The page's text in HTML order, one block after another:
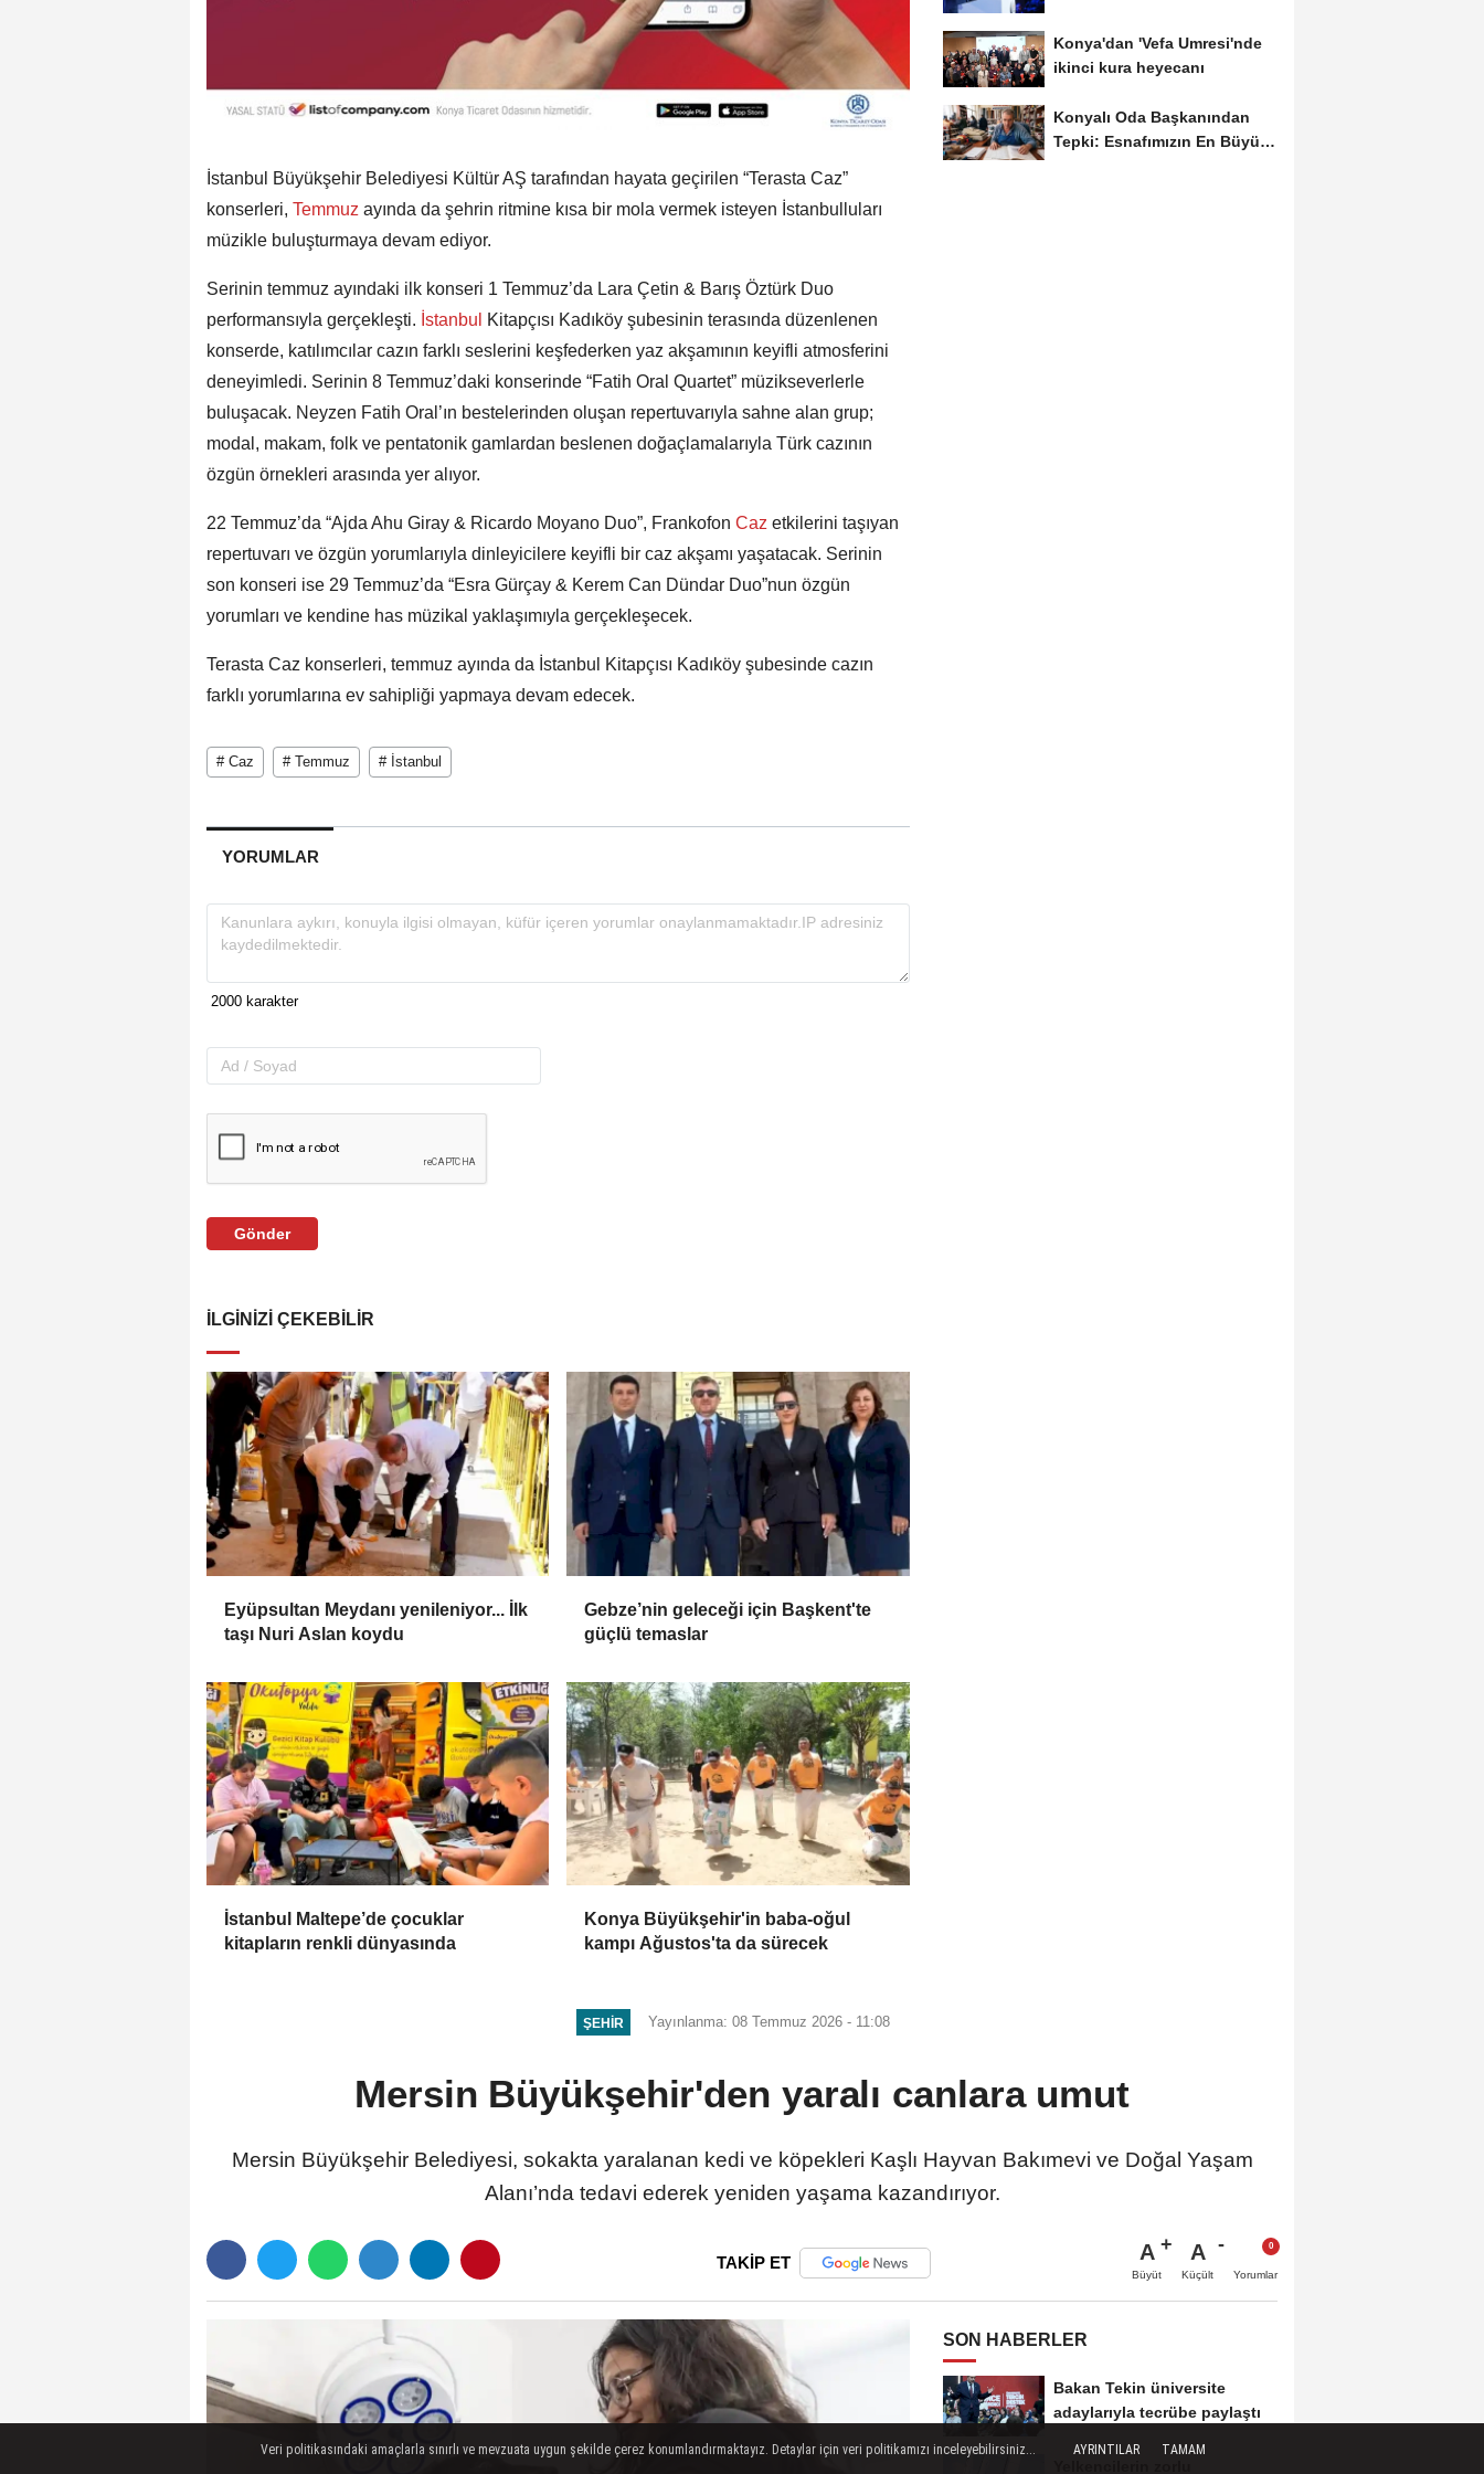
İstanbul Büyükşehir Belediyesi Kültür AŞ tarafından hayata geçirilen “Terasta Caz”
konserleri, Temmuz ayında da şehrin ritmine kısa bir mola vermek isteyen İstanbulluları
müzikle buluşturmaya devam ediyor.
Serinin temmuz ayındaki ilk konseri 1 Temmuz’da Lara Çetin & Barış Öztürk Duo
performansıyla gerçekleşti. İstanbul
Kitapçısı Kadıköy şubesinin terasında düzenlenen
konserde, katılımcılar cazın farklı seslerini keşfederken yaz akşamının keyifli atmosferini
deneyimledi. Serinin 8 Temmuz’daki konserinde “Fatih Oral Quartet” müzikseverlerle
buluşacak. Neyzen Fatih Oral’ın bestelerinden oluşan repertuvarıyla sahne alan grup;
modal, makam, folk ve pentatonik gamlardan beslenen doğaçlamalarıyla Türk cazının
özgün örnekleri arasında yer alıyor.
22 Temmuz’da “Ajda Ahu Giray & Ricardo Moyano Duo”, Frankofon Caz etkilerini taşıyan
repertuvarı ve özgün yorumlarıyla dinleyicilere keyifli bir caz akşamı yaşatacak. Serinin
son konseri ise 29 Temmuz’da “Esra Gürçay & Kerem Can Dündar Duo”nun özgün
yorumları ve kendine has müzikal yaklaşımıyla gerçekleşecek.
Terasta Caz konserleri, temmuz ayında da İstanbul Kitapçısı Kadıköy şubesinde cazın
farklı yorumlarına ev sahipliği yapmaya devam edecek.
# Caz # Temmuz # İstanbul
YORUMLAR
Gönder
İLGINIZI ÇEKEBILIR
Eyüpsultan Meydanı yenileniyor... İlk
taşı Nuri Aslan koydu
Gebze’nin geleceği için Başkent'te
güçlü temaslar
İstanbul Maltepe’de çocuklar
kitapların renkli dünyasında
Konya Büyükşehir'in baba-oğul
kampı Ağustos'ta da sürecek
Konya'dan 'Vefa Umresi'nde
ikinci kura heyecanı
Konyalı Oda Başkanından
Tepki: Esnafımızın En Büyük
ŞEHIR Yayınlanma: 08 Temmuz 2026 - 11:08
Mersin Büyükşehir'den yaralı canlara umut
Mersin Büyükşehir Belediyesi, sokakta yaralanan kedi ve köpekleri Kaşlı Hayvan Bakımevi ve Doğal Yaşam
Alanı’nda tedavi ederek yeniden yaşama kazandırıyor.
TAKİP ET A
Büyüt
A
Küçült Yorumlar
SON HABERLER
Bakan Tekin üniversite
adaylarıyla tecrübe paylaştı
Veri politikasındaki amaçlarla sınırlı ve mevzuata uygun şekilde çerez konumlandırmaktayız. Detaylar için veri politikamızı inceleyebilirsiniz... AYRINTILAR TAMAM